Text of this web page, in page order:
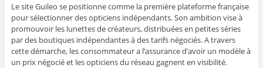
Le siteGuileo se positionne comme la première plateforme française
pour sélectionner des opticiens indépendants. Son ambition vise à
promouvoir les lunettes de créateurs, distribuées en petites séries
par des boutiques indépendantes à des tarifs négociés. A travers
cette démarche, les consommateur a l’assurance d’avoir un modèle à
un prix négocié et les opticiens du réseau gagnent en visibilité.